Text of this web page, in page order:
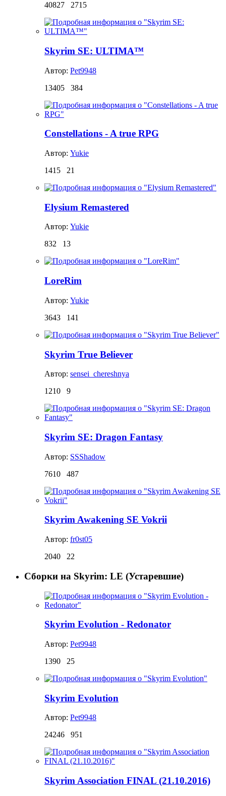
40827
2715
Skyrim SE: ULTIMA™
Автор: Pet9948
13405
384
Constellations - A true RPG
Автор: Yukie
1415
21
Elysium Remastered
Автор: Yukie
832
13
LoreRim
Автор: Yukie
3643
141
Skyrim True Believer
Автор: sensei_chereshnya
1210
9
Skyrim SE: Dragon Fantasy
Автор: SSShadow
7610
487
Skyrim Awakening SE Vokrii
Автор: fr0st05
2040
22
Сборки на Skyrim: LE (Устаревшие)
Skyrim Evolution - Redonator
Автор: Pet9948
1390
25
Skyrim Evolution
Автор: Pet9948
24246
951
Skyrim Association FINAL (21.10.2016)